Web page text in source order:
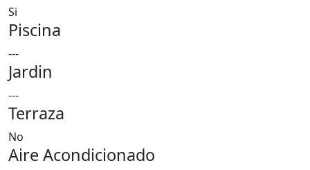
Si
Piscina
---
Jardin
---
Terraza
No
Aire Acondicionado